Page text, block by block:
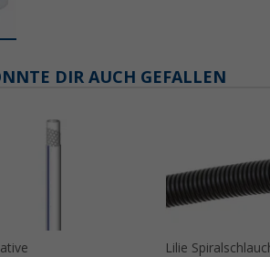
DIR AUCH GEFALLEN
Lilie